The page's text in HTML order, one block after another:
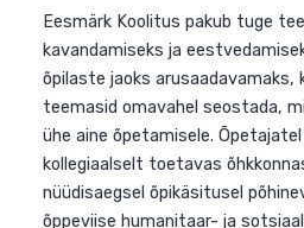
Eesmärk Koolitus pakub